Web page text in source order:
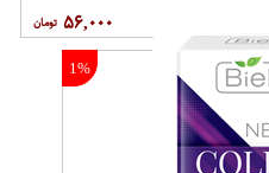
۵۶,۰۰۰
1%